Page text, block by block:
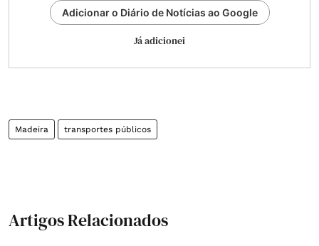
Adicionar o Diário de Notícias ao Google
Já adicionei
Madeira transportes públicos
Artigos Relacionados